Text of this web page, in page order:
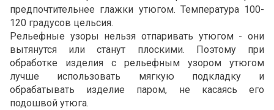
предпочтительнее глажки утюгом. Температура 100-
120 градусов цельсия.
Рельефные узоры нельзя отпаривать утюгом - они
вытянутся или станут плоскими. Поэтому при
обработке изделия с рельефным узором утюгом
лучше использовать мягкую подкладку и
обрабатывать изделие паром, не касаясь его
подошвой утюга.